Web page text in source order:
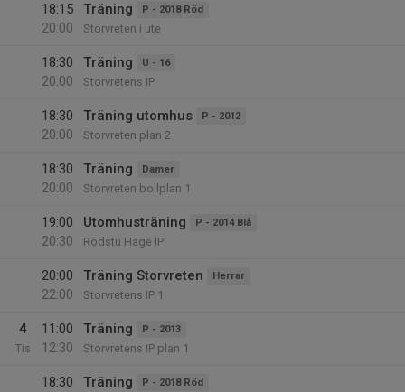
18:15
20:00
Träning P - 2018 Röd
Storvreten i ute
18:30
20:00
Träning U - 16
Storvretens IP
18:30
20:00
Träning utomhus P - 2012
Storvreten plan 2
18:30
20:00
Träning Damer
Storvreten bollplan 1
19:00
20:30
Utomhusträning P - 2014 Blå
Rödstu Hage IP
20:00
22:00
Träning Storvreten Herrar
Storvretens IP 1
4
Tis
11:00
12:30
Träning P - 2013
Storvretens IP plan 1
18:30
Träning P - 2018 Röd